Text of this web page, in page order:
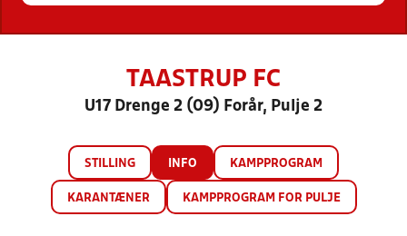
TAASTRUP FC
U17 Drenge 2 (09) Forår, Pulje 2
STILLING INFO KAMPPROGRAM
KARANTÆNER KAMPPROGRAM FOR PULJE